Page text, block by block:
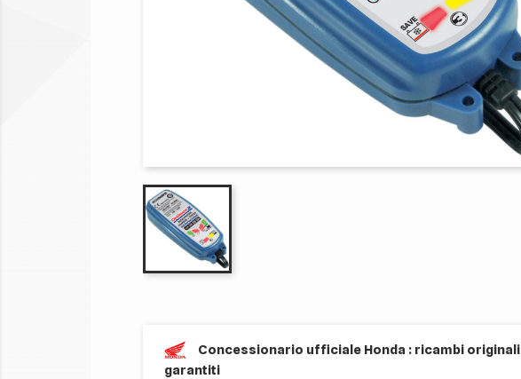
Concessionario ufficiale Honda : ricambi originali
garantiti